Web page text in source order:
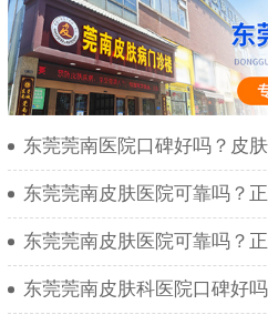
东莞莞南医院口碑好吗？皮
东莞莞南皮肤医院可靠吗？
东莞莞南皮肤医院可靠吗？
东莞莞南皮肤科医院口碑好